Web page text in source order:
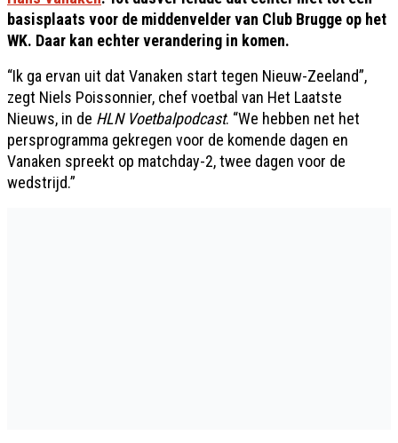
basisplaats voor de middenvelder van Club Brugge op het
WK. Daar kan echter verandering in komen.
“Ik ga ervan uit dat Vanaken start tegen Nieuw-Zeeland”,
zegt Niels Poissonnier, chef voetbal van Het Laatste
Nieuws, in de HLN Voetbalpodcast. “We hebben net het
persprogramma gekregen voor de komende dagen en
Vanaken spreekt op matchday-2, twee dagen voor de
wedstrijd.”